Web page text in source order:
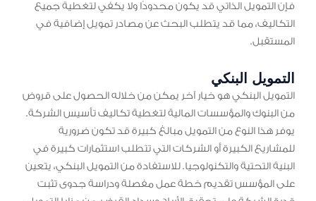
فإن التمويل الذاتي قد يكون محدودًا ولا يكفي لتغطية جميع
التكاليف، مما قد يتطلب البحث عن مصادر تمويل إضافية في
المستقبل.
التمويل البنكي
التمويل البنكي هو خيار آخر يمكن من خلاله الحصول على قروض
من البنوك والمؤسسات المالية لتغطية تكاليف تأسيس الشركة.
يوفر هذا النوع من التمويل مبالغ كبيرة قد تكون ضرورية
للمشاريع الكبيرة أو الشركات التي تتطلب استثمارات كبيرة في
البنية التحتية والتكنولوجيا. للاستفادة من التمويل البنكي، يتعين
على المؤسس تقديم خطة عمل مفصلة ودراسة جدوى تثبت